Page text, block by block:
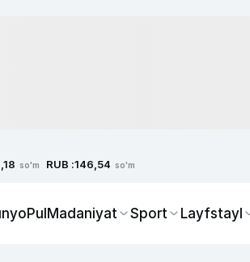
so'm RUB :146,54 so'm
PulMadaniyat Sport Layfstayl